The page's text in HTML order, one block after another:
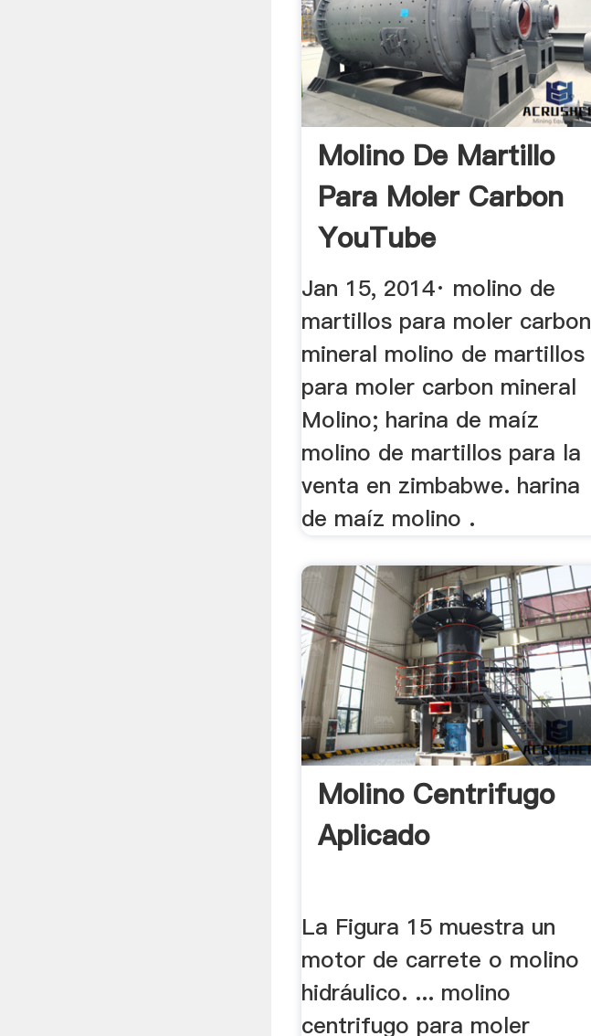
Molino De Martillo
Para Moler Carbon
YouTube
Jan 15, 2014· molino de
martillos para moler carbon
mineral molino de martillos
para moler carbon mineral
Molino; harina de maíz
molino de martillos para la
venta en zimbabwe. harina
de maíz molino .
Molino Centrifugo
Aplicado
La Figura 15 muestra un
motor de carrete o molino
hidráulico. ... molino
centrifugo para moler